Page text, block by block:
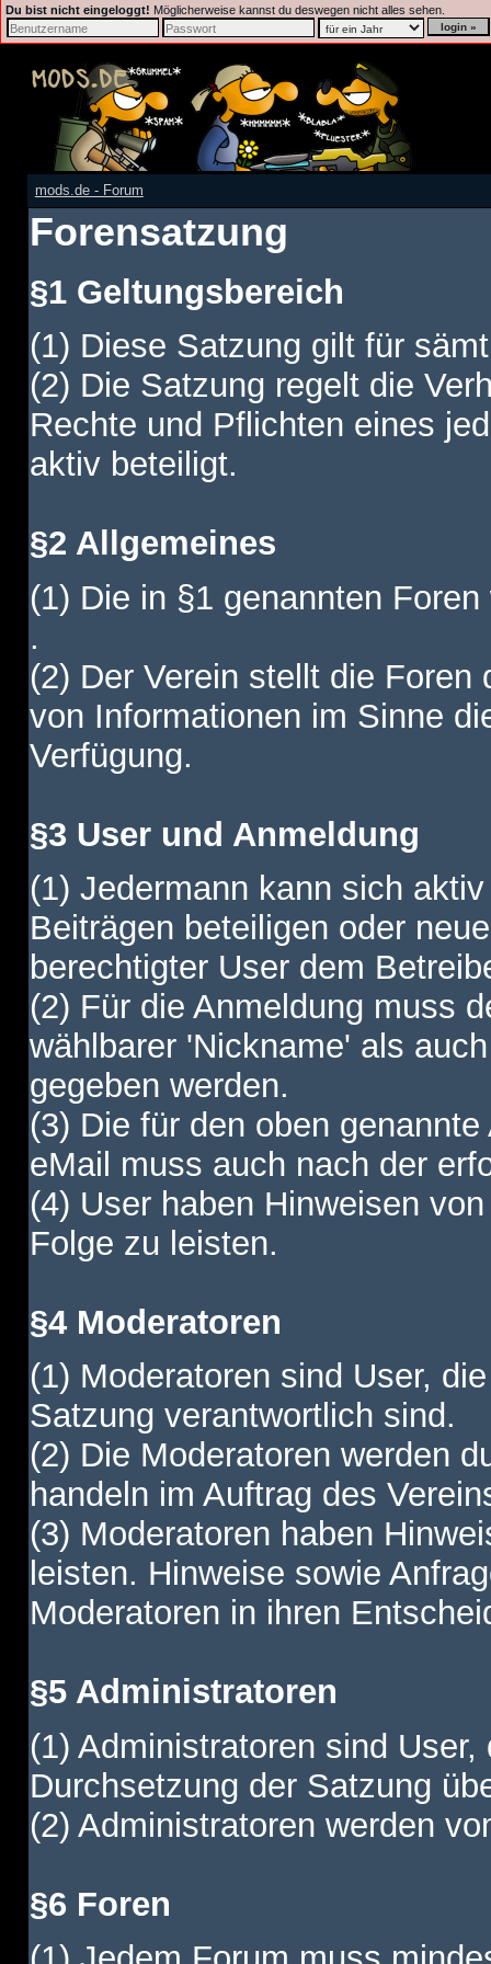
Du bist nicht eingeloggt! Möglicherweise kannst du deswegen nicht alles sehen.
mods.de - Forum
Forensatzung
§1 Geltungsbereich
(1) Diese Satzung gilt für
(2) Die Satzung regelt die
Rechte und Pflichten eines
aktiv beteiligt.
§2 Allgemeines
(1) Die in §1 genannten
.
(2) Der Verein stellt die
von Informationen im Sinne
Verfügung.
§3 User und Anmeldung
(1) Jedermann kann sich
Beiträgen beteiligen oder
berechtigter User dem
(2) Für die Anmeldung muss
wählbarer 'Nickname' als
gegeben werden.
(3) Die für den oben
eMail muss auch nach der
(4) User haben Hinweisen
Folge zu leisten.
§4 Moderatoren
(1) Moderatoren sind User,
Satzung verantwortlich sind.
(2) Die Moderatoren werden
handeln im Auftrag des
(3) Moderatoren haben
leisten. Hinweise sowie
Moderatoren in ihren
§5 Administratoren
(1) Administratoren sind
Durchsetzung der Satzung
(2) Administratoren werden
§6 Foren